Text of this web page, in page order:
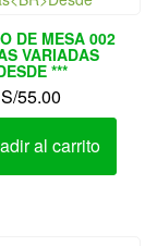
DE MESA 002
VARIADAS
***
S/55.00
al carrito